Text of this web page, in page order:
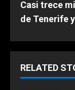
o
t
i
Casi trece
de Tenerife
RELATED